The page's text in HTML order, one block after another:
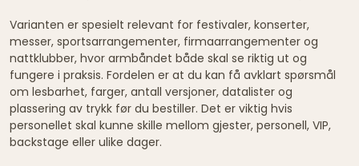
Varianten er spesielt relevant for festivaler, konserter,
messer, sportsarrangementer, firmaarrangementer og
nattklubber, hvor armbåndet både skal se riktig ut og
fungere i praksis. Fordelen er at du kan få avklart spørsmål
om lesbarhet, farger, antall versjoner, datalister og
plassering av trykk før du bestiller. Det er viktig hvis
personellet skal kunne skille mellom gjester, personell, VIP,
backstage eller ulike dager.